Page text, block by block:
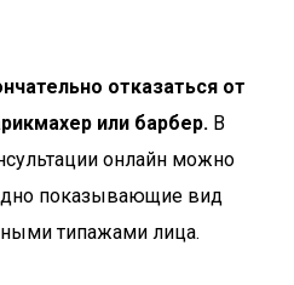
отказаться от
или барбер. В
онлайн можно
показывающие вид
типажами лица.